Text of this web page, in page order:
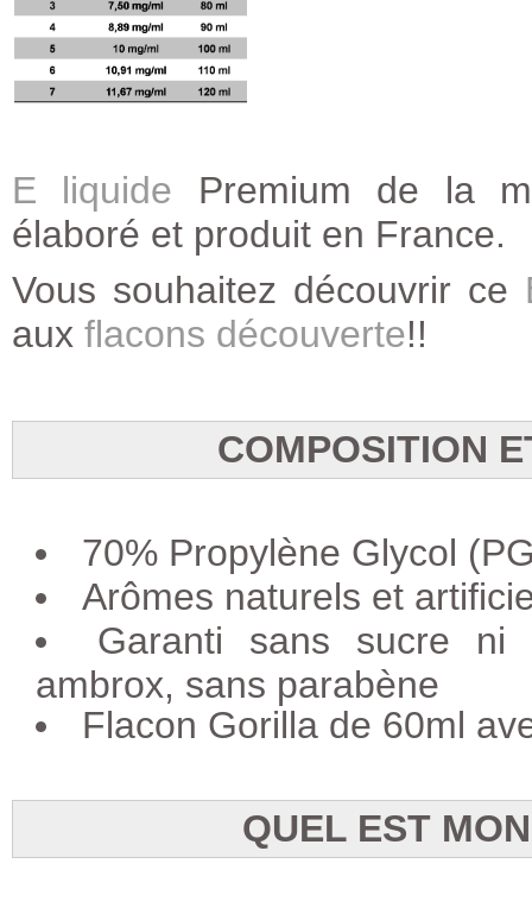
E liquide Premium de la
élaboré et produit en France.
Vous souhaitez découvrir ce
aux flacons découverte!!
COMPOSITION
70% Propylène Glycol
Arômes naturels et
Garanti sans sucre ni
ambrox, sans parabène
Flacon Gorilla de 60ml
QUEL EST